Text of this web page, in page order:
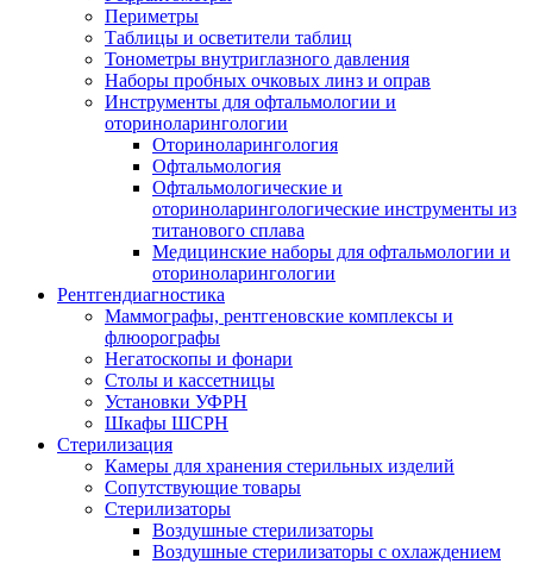
Периметры
Таблицы и осветители таблиц
Тонометры внутриглазного давления
Наборы пробных очковых линз и оправ
Инструменты для офтальмологии и
оториноларингологии
Оториноларингология
Офтальмология
Офтальмологические и
оториноларингологические инструменты из
титанового сплава
Медицинские наборы для офтальмологии и
оториноларингологии
Рентгендиагностика
Маммографы, рентгеновские комплексы и
флюорографы
Негатоскопы и фонари
Столы и кассетницы
Установки УФРН
Шкафы ШСРН
Стерилизация
Камеры для хранения стерильных изделий
Сопутствующие товары
Стерилизаторы
Воздушные стерилизаторы
Воздушные стерилизаторы с охлаждением